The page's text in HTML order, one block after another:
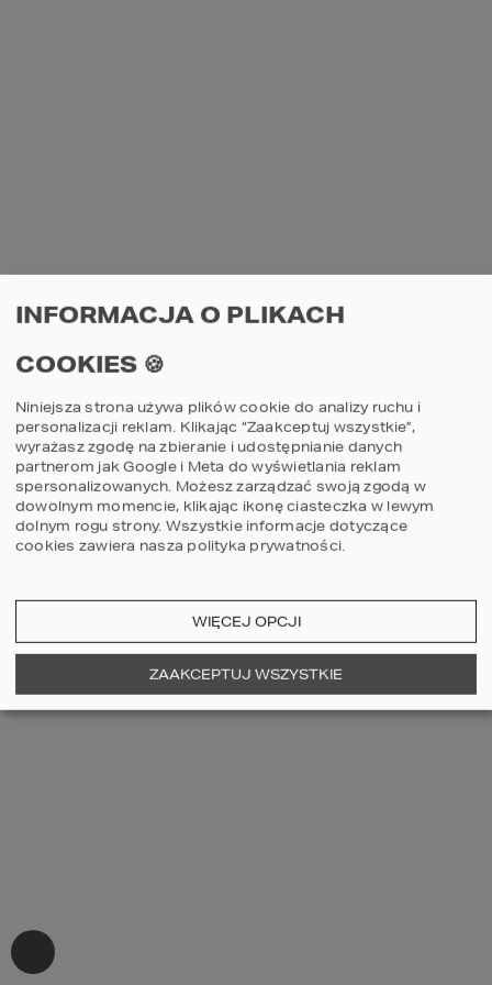
INFORMACJA O PLIKACH
COOKIES 🍪
Niniejsza strona używa plików cookie do analizy ruchu i
personalizacji reklam. Klikając “Zaakceptuj wszystkie”,
wyrażasz zgodę na zbieranie i udostępnianie danych
partnerom jak Google i Meta do wyświetlania reklam
spersonalizowanych. Możesz zarządzać swoją zgodą w
dowolnym momencie, klikając ikonę ciasteczka w lewym
dolnym rogu strony. Wszystkie informacje dotyczące
cookies zawiera nasza polityka prywatności.
WIĘCEJ OPCJI
ZAAKCEPTUJ WSZYSTKIE